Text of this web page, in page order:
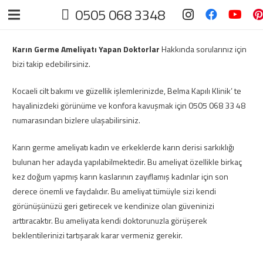
0505 068 3348
Karın Germe Ameliyatı Yapan DoktorlarHakkında sorularınız için
bizi takip edebilirsiniz.
Kocaeli cilt bakımı ve güzellik işlemlerinizde, Belma Kapılı Klinik’ te
hayalinizdeki görünüme ve konfora kavuşmak için 0505 068 33 48
numarasından bizlere ulaşabilirsiniz.
Karın germe ameliyatı kadın ve erkeklerde karın derisi sarkıklığı
bulunan her adayda yapılabilmektedir. Bu ameliyat özellikle birkaç
kez doğum yapmış karın kaslarının zayıflamış kadınlar için son
derece önemli ve faydalıdır. Bu ameliyat tümüyle sizi kendi
görünüşünüzü geri getirecek ve kendinize olan güveninizi
arttıracaktır. Bu ameliyata kendi doktorunuzla görüşerek
beklentilerinizi tartışarak karar vermeniz gerekir.